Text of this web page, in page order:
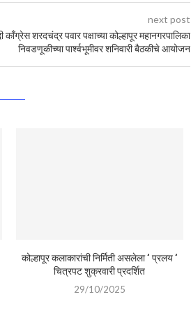
next post
काँग्रेस शरदचंद्र पवार पक्षाच्या कोल्हापूर महानगरपालिका
निवडणूकीच्या पार्श्वभूमीवर शनिवारी बैठकीचे आयोजन
कोल्हापूर कलाकारांची निर्मिती असलेला ‘ प्रलय ‘
चित्रपट शुक्रवारी प्रदर्शित
29/10/2025